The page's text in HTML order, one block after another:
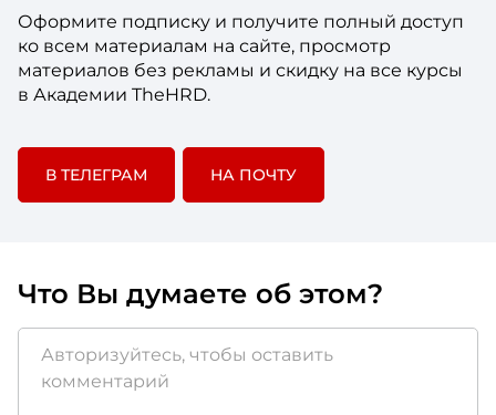
Оформите подписку и получите полный доступ
ко всем материалам на сайте, просмотр
материалов без рекламы и скидку на все курсы
в Академии TheHRD.
В ТЕЛЕГРАМ НА ПОЧТУ
Что Вы думаете об этом?